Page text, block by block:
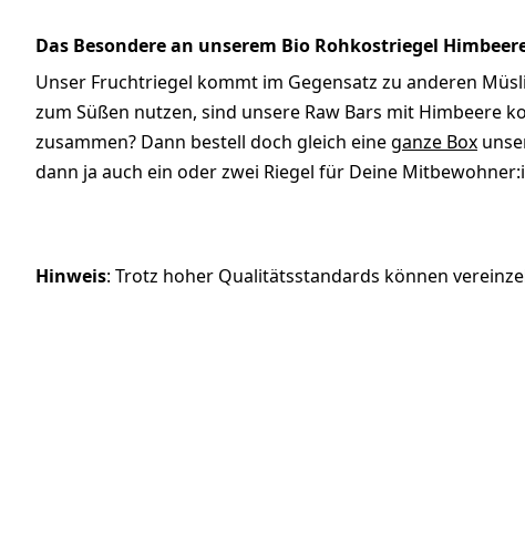
Das Besondere an unserem Bio Rohkostriegel
Unser Fruchtriegel kommt im Gegensatz zu anderen
zum Süßen nutzen, sind unsere Raw Bars mit Himbeere
zusammen? Dann bestell doch gleich eineganze Box
dann ja auch ein oder zwei Riegel für Deine
Hinweis: Trotz hoher Qualitätsstandards können